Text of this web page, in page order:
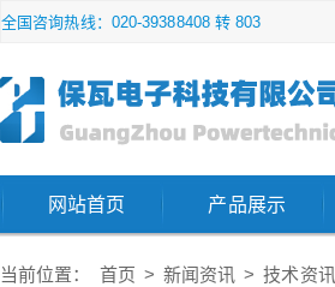
全国咨询热线：020-39388408 转 803
网站首页 产品展示
当前位置： 首页 > 新闻资讯 > 技术资讯